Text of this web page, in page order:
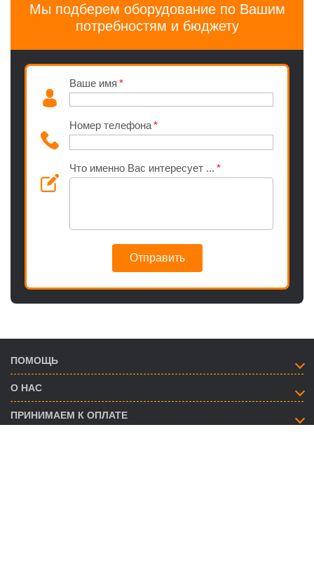
Мы подберем оборудование по Вашим
потребностям и бюджету
Ваше имя
Номер телефона
Что именно Вас интересует ...
Отправить
ПОМОЩЬ
О НАС
ПРИНИМАЕМ К ОПЛАТЕ